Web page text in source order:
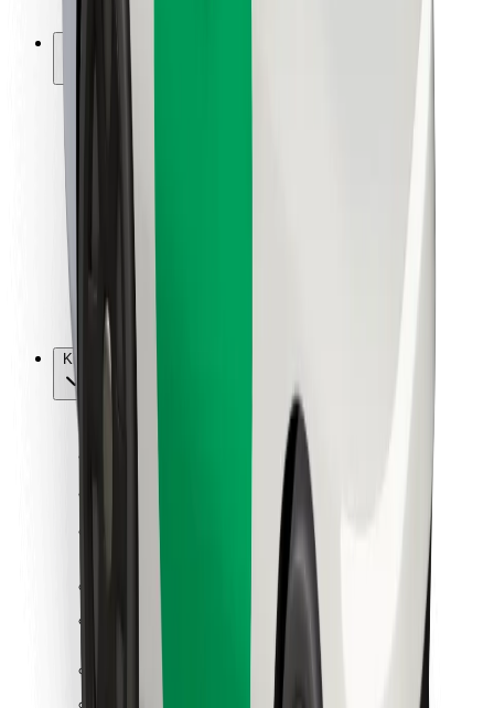
„Bolt“ įkrovimo stotelės
Keleiviams
Vairuotojams
„Bolt Food“
Automobilių nuomos įmonių savininkams
Restoranams
„Bolt for Business“
Kita
Paslaugų teikėjai
Saugumas
Automobilis atvyks per kelias minutes!
Atsisiųsti programėlę „Bolt“
Raskite savo mėgstamą maistą!
Atsisiųsti programėlę „Bolt Food“